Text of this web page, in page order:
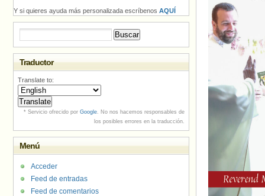
Y si quieres ayuda más personalizada escríbenos AQUÍ
Traductor
Translate to:
* Servicio ofrecido por Google. No nos hacemos responsables de
los posibles errores en la traducción.
Menú
Acceder
Feed de entradas
Feed de comentarios